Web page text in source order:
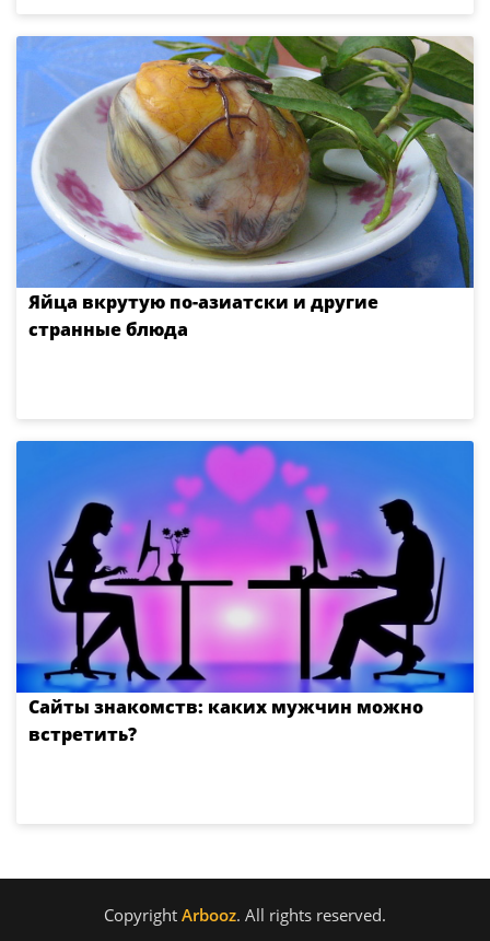
Яйца вкрутую по-азиатски и другие
странные блюда
Сайты знакомств: каких мужчин можно
встретить?
Copyright Arbooz. All rights reserved.